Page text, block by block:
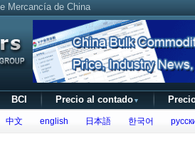
Mercancía de China
BCI Precio al contado ▼
中文 english 日本語 한국어